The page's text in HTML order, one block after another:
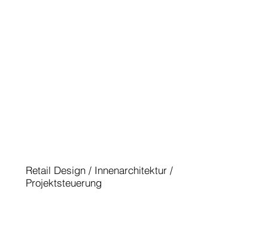
Retail Design / Innenarchitektur /
Projektsteuerung